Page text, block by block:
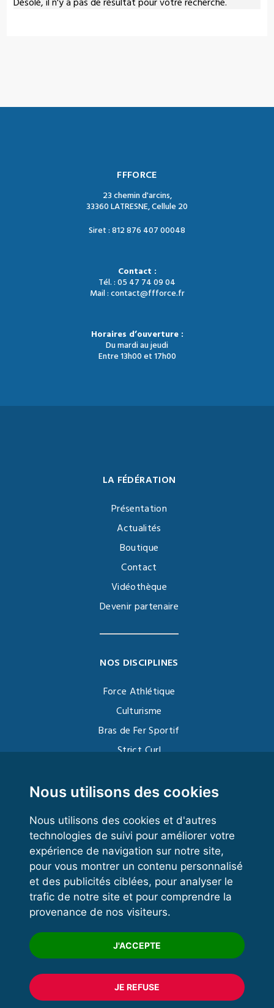
Nous utilisons des cookies
Nous utilisons des cookies et d'autres
technologies de suivi pour améliorer votre
expérience de navigation sur notre site,
pour vous montrer un contenu personnalisé
et des publicités ciblées, pour analyser le
trafic de notre site et pour comprendre la
provenance de nos visiteurs.
J'ACCEPTE
JE REFUSE
FFFORCE
23 chemin d'arcins,
33360 LATRESNE, Cellule 20
Siret : 812 876 407 00048
Contact :
Tél. : 05 47 74 09 04
Mail : contact@ffforce.fr
Horaires d’ouverture :
Du mardi au jeudi
Entre 13h00 et 17h00
LA FÉDÉRATION
Présentation
Actualités
Boutique
Contact
Vidéothèque
Devenir partenaire
NOS DISCIPLINES
Force Athlétique
Culturisme
Bras de Fer Sportif
Strict Curl
Kettlebell
VOS ESPACES
Espace dirigeant
Espace licencié
Trouver un club
Formation
© 2020 FFFORCE Tous droits réservés